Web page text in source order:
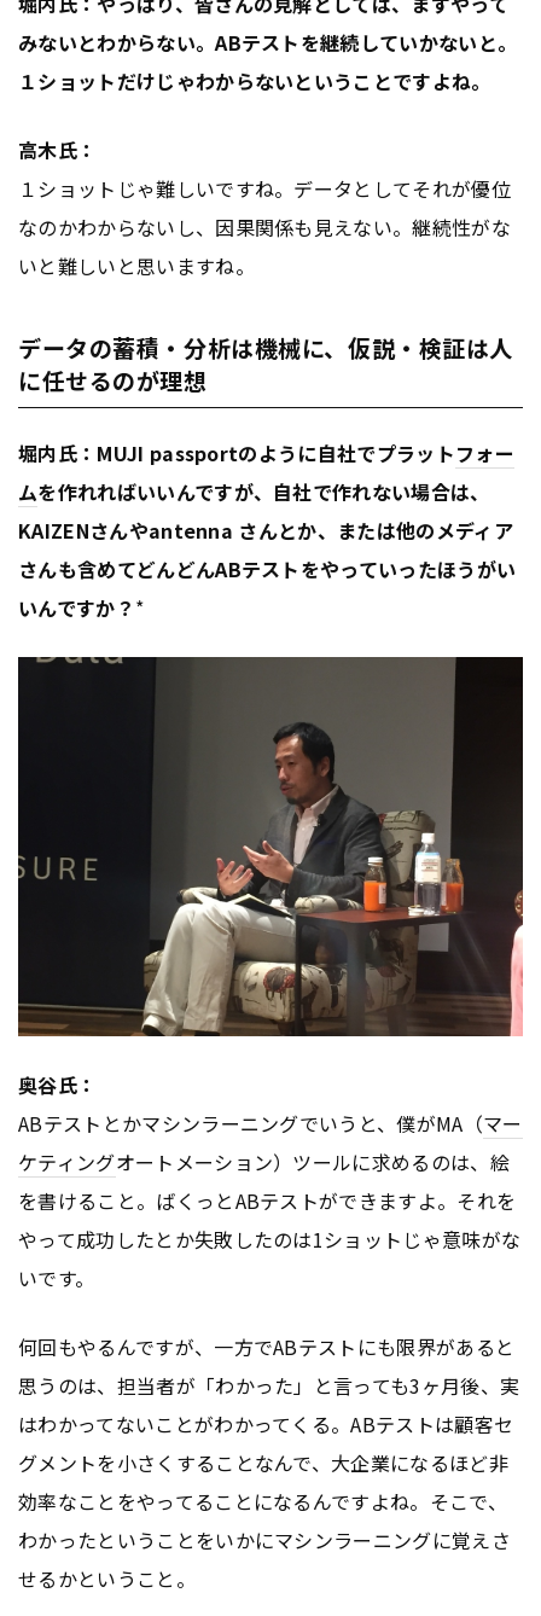
みないとわからない。ABテストを継続していかないと。
１ショットだけじゃわからないということですよね。
高木氏：
１ショットじゃ難しいですね。データとしてそれが優位
なのかわからないし、因果関係も見えない。継続性がな
いと難しいと思いますね。
データの蓄積・分析は機械に、仮説・検証は人
に任せるのが理想
堀内氏：MUJI passportのように自社でプラットフォー
ムを作れればいいんですが、自社で作れない場合は、
KAIZENさんやantenna さんとか、または他のメディア
さんも含めてどんどんABテストをやっていったほうがい
いんですか？ *
奥谷氏：
ABテストとかマシンラーニングでいうと、僕がMA（マー
ケティングオートメーション）ツールに求めるのは、絵
を書けること。ばくっとABテストができますよ。それを
やって成功したとか失敗したのは1ショットじゃ意味がな
いです。
何回もやるんですが、一方でABテストにも限界があると
思うのは、担当者が「わかった」と言っても3ヶ月後、実
はわかってないことがわかってくる。ABテストは顧客セ
グメントを小さくすることなんで、大企業になるほど非
効率なことをやってることになるんですよね。そこで、
わかったということをいかにマシンラーニングに覚えさ
せるかということ。